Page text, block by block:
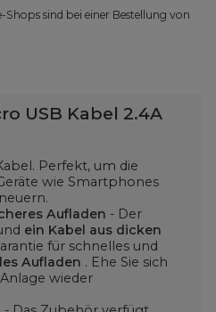
sind bei einer Bestellung von
USB Kabel 2.4A
Perfekt, um die
wie Smartphones
Aufladen - Der
ein Kabel aus dicken
für schnelles und
Aufladen . Ehe Sie sich
wieder